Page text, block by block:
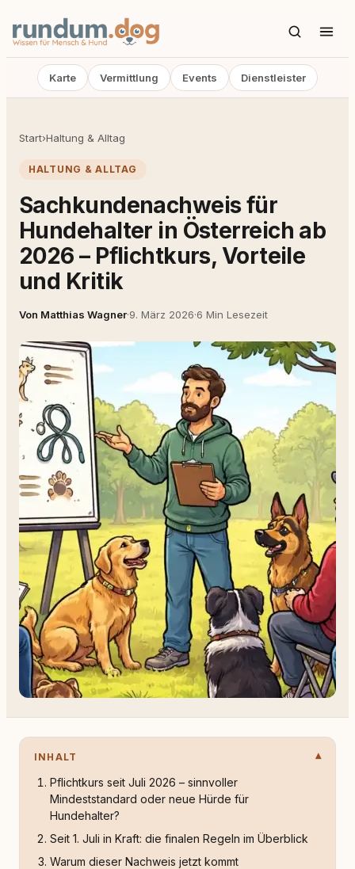
Karte Vermittlung Events Dienstleister
Start›Haltung & Alltag
HALTUNG & ALLTAG
Sachkundenachweis für
Hundehalter in Österreich ab
2026 – Pflichtkurs, Vorteile
und Kritik
Von Matthias Wagner·9. März 2026·6 Min Lesezeit
INHALT
Pflichtkurs seit Juli 2026 – sinnvoller
Mindeststandard oder neue Hürde für
Hundehalter?
Seit 1. Juli in Kraft: die finalen Regeln im Überblick
Warum dieser Nachweis jetzt kommt